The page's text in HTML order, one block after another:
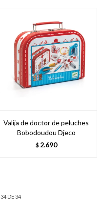
Valija de doctor de peluches
Bobodoudou Djeco
$ 2.690
34DE34